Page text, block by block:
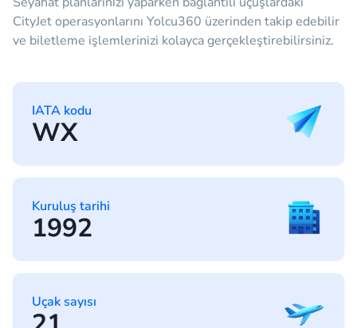
CityJet operasyonlarını Yolcu360 üzerinden takip edebilir
ve biletleme işlemlerinizi kolayca gerçekleştirebilirsiniz.
IATA kodu
WX
Kuruluş tarihi
1992
Uçak sayısı